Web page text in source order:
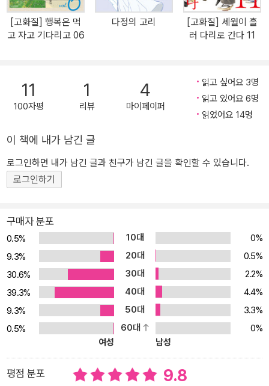
[고화질] 행복은 먹
고 자고 기다리고 06
다정의 고리
[고화질] 세월이 흘
러 다리로 간다 11
11
100자평
1
리뷰
4
마이페이퍼
읽고 싶어요 3명
읽고 있어요 6명
읽었어요 14명
이 책에 내가 남긴 글
로그인하면 내가 남긴 글과 친구가 남긴 글을 확인할 수 있습니다.
로그인하기
구매자 분포
0.5% 10대
0%
9.3%
20대
0.5%
30.6%
30대
2.2%
39.3%
40대
4.4%
9.3%
50대
3.3%
0.5%
60대
0%
여성
남성
평점 분포 9.8